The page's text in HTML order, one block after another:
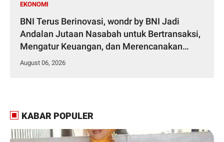
EKONOMI
BNI Terus Berinovasi, wondr by BNI Jadi
Andalan Jutaan Nasabah untuk Bertransaksi,
Mengatur Keuangan, dan Merencanakan
Masa Depan.
August 06, 2026
KABAR POPULER